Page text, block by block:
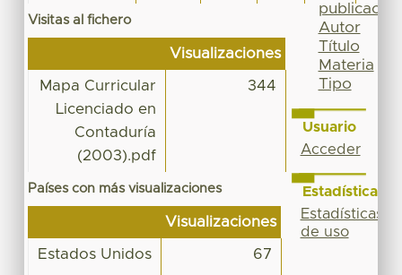
Visitas al fichero
Visualizaciones
Mapa Curricular
Licenciado en
Contaduría
(2003).pdf
344
Países con más visualizaciones
Visualizaciones
Estados Unidos 67
publicación
Autor
Título
Materia
Tipo
Usuario
Acceder
Estadísticas
Estadísticas
de uso